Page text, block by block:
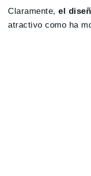
Claramente,el
atractivo como ha